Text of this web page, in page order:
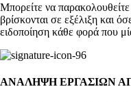
Μπορείτε να
βρίσκονται σε εξέλιξη και
ειδοποίηση κάθε φορά που
ΑΝΑΛΗΨΗ ΕΡΓΑΣΙΩΝ